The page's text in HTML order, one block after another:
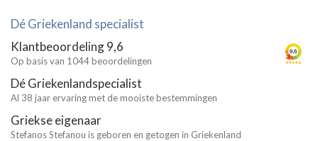
Dé Griekenland specialist
Klantbeoordeling 9,6
Op basis van 1044 beoordelingen
Dé Griekenlandspecialist
Al 38 jaar ervaring met de mooiste bestemmingen
Griekse eigenaar
Stefanos Stefanou is geboren en getogen in Griekenland